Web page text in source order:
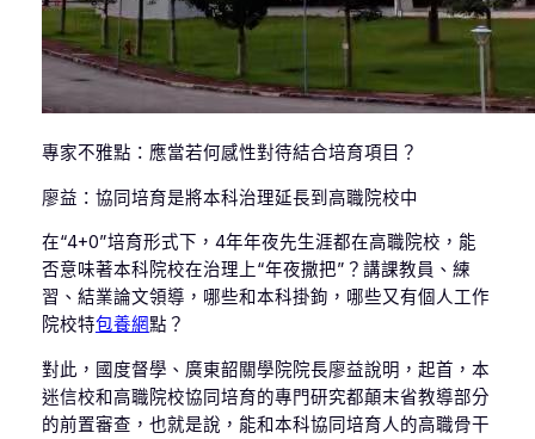
專家不雅點：應當若何感性對待結合培育項目？
廖益：協同培育是將本科治理延長到高職院校中
在“4+0”培育形式下，4年年夜先生涯都在高職院校，能
否意味著本科院校在治理上“年夜撒把”？講課教員、練
習、結業論文領導，哪些和本科掛鉤，哪些又有個人工作
院校特包養網點？
對此，國度督學、廣東韶關學院院長廖益說明，起首，本
迷信校和高職院校協同培育的專門研究都顛末省教導部分
的前置審查，也就是說，能和本科協同培育人的高職骨干